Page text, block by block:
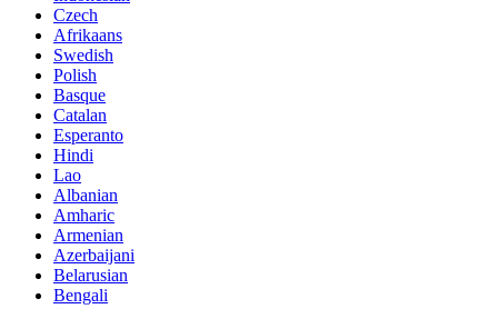
Czech
Afrikaans
Swedish
Polish
Basque
Catalan
Esperanto
Hindi
Lao
Albanian
Amharic
Armenian
Azerbaijani
Belarusian
Bengali